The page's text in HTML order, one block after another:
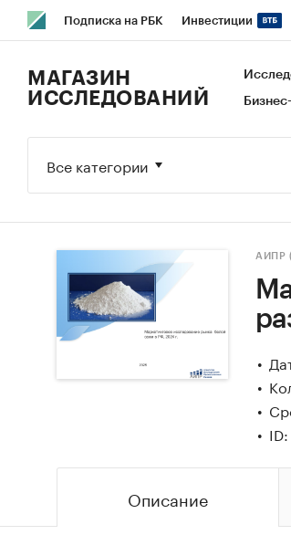
Подписка на РБК Инвестиции
Исследования Кредитные рейтинги
МАГАЗИН
ИССЛЕДОВАНИЙ
Все категории
АИПР
Описание